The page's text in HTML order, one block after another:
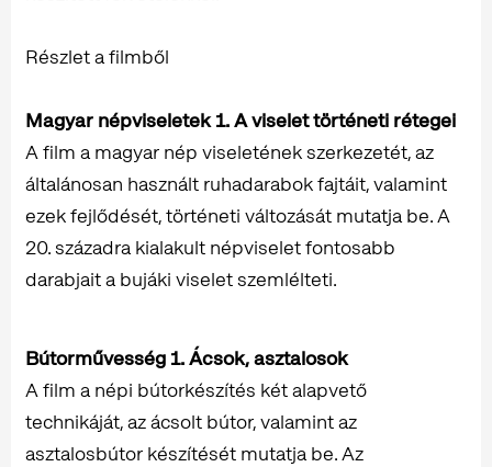
Részlet a filmből
Magyar népviseletek 1. A viselet történeti rétegei
A film a magyar nép viseletének szerkezetét, az
általánosan használt ruhadarabok fajtáit, valamint
ezek fejlődését, történeti változását mutatja be. A
20. századra kialakult népviselet fontosabb
darabjait a bujáki viselet szemlélteti.
Bútorművesség 1. Ácsok, asztalosok
A film a népi bútorkészítés két alapvető
technikáját, az ácsolt bútor, valamint az
asztalosbútor készítését mutatja be. Az